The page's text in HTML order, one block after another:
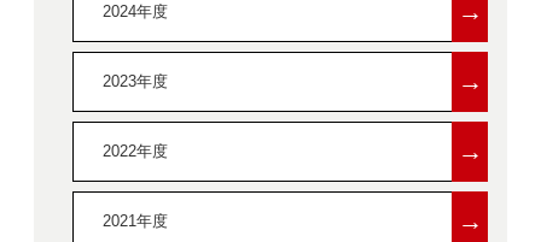
2024年度 →
2023年度 →
2022年度 →
2021年度 →